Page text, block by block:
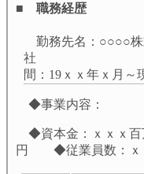
■ 職務経歴
勤務先名：○○○○
社
間：19ｘｘ年ｘ月～
◆事業内
◆資本金：ｘｘｘ
円 ◆従業員数：ｘｘ